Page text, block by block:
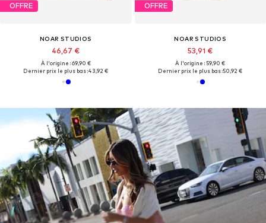
OFFRE
NOAR STUDIOS
46,67 €
À l'origine : 69,90 €
Dernier prix le plus bas :43,92 €
OFFRE
NOAR STUDIOS
53,91 €
À l'origine : 59,90 €
Dernier prix le plus bas :50,92 €